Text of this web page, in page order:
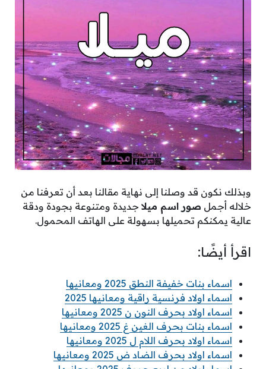
وبذلك نكون قد وصلنا إلى نهاية مقالنا بعد أن تعرفنا من
خلاله أجمل صور اسم ميلا جديدة ومتنوعة بجودة ودقة
عالية يمكنكم تحميلها بسهولة على الهاتف المحمول.
اقرأ أيضًا:
اسماء بنات خفيفة النطق 2025 ومعانيها
اسماء اولاد فرنسية راقية ومعانيها 2025
اسماء اولاد بحرف النون ن 2025 ومعانيها
اسماء بنات بحرف الغين غ 2025 ومعانيها
اسماء اولاد بحرف اللام ل 2025 ومعانيها
اسماء اولاد بحرف الضاد ض 2025 ومعانيها